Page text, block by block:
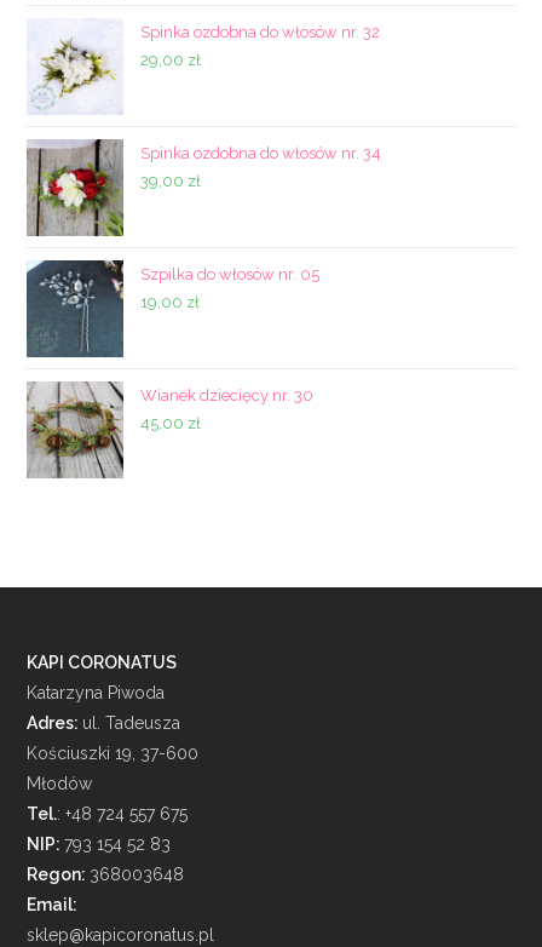
99,00 zł.69,00 zł.
Spinka ozdobna do włosów nr. 32
29,00 zł
Spinka ozdobna do włosów nr. 34
39,00 zł
Szpilka do włosów nr. 05
19,00 zł
Wianek dziecięcy nr. 30
45,00 zł
KAPI CORONATUS
Katarzyna Piwoda
Adres: ul. Tadeusza
Kościuszki 19, 37-600
Młodów
Tel.: +48 724 557 675
NIP:793 154 52 83
Regon: 368003648
Email:
sklep@kapicoronatus.pl